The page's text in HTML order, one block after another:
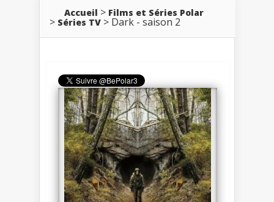
Accueil
Films et Séries Polar
Séries TV
Dark - saison 2